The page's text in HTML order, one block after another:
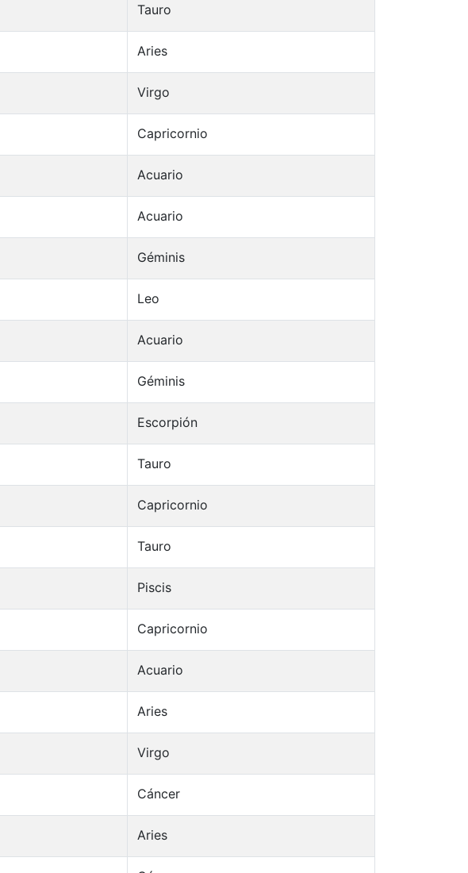
Tauro
Aries
Virgo
Capricornio
Acuario
Acuario
Géminis
Leo
Acuario
Géminis
Escorpión
Tauro
Capricornio
Tauro
Piscis
Capricornio
Acuario
Aries
Virgo
Cáncer
Aries